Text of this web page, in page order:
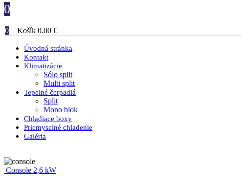
0
0 Košík 0.00 €
Úvodná stránka
Kontakt
Klimatizácie
Sólo split
Multi split
Tepelné čerpadlá
Split
Mono blok
Chladiace boxy
Priemyselné chladenie
Galéria
Console 2,6 kW